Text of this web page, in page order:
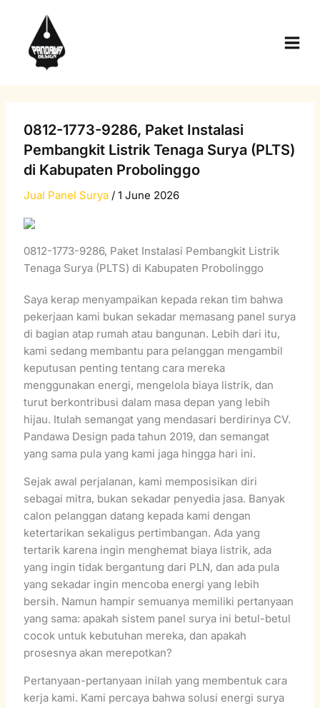
content
0812-1773-9286, Paket Instalasi
Pembangkit Listrik Tenaga Surya (PLTS)
di Kabupaten Probolinggo
Jual Panel Surya /1 June 2026
0812-1773-9286, Paket Instalasi Pembangkit Listrik
Tenaga Surya (PLTS) di Kabupaten Probolinggo
Saya kerap menyampaikan kepada rekan tim bahwa
pekerjaan kami bukan sekadar memasang panel surya
di bagian atap rumah atau bangunan. Lebih dari itu,
kami sedang membantu para pelanggan mengambil
keputusan penting tentang cara mereka
menggunakan energi, mengelola biaya listrik, dan
turut berkontribusi dalam masa depan yang lebih
hijau. Itulah semangat yang mendasari berdirinya CV.
Pandawa Design pada tahun 2019, dan semangat
yang sama pula yang kami jaga hingga hari ini.
Sejak awal perjalanan, kami memposisikan diri
sebagai mitra, bukan sekadar penyedia jasa. Banyak
calon pelanggan datang kepada kami dengan
ketertarikan sekaligus pertimbangan. Ada yang
tertarik karena ingin menghemat biaya listrik, ada
yang ingin tidak bergantung dari PLN, dan ada pula
yang sekadar ingin mencoba energi yang lebih
bersih. Namun hampir semuanya memiliki pertanyaan
yang sama: apakah sistem panel surya ini betul-betul
cocok untuk kebutuhan mereka, dan apakah
prosesnya akan merepotkan?
Pertanyaan-pertanyaan inilah yang membentuk cara
kerja kami. Kami percaya bahwa solusi energi surya